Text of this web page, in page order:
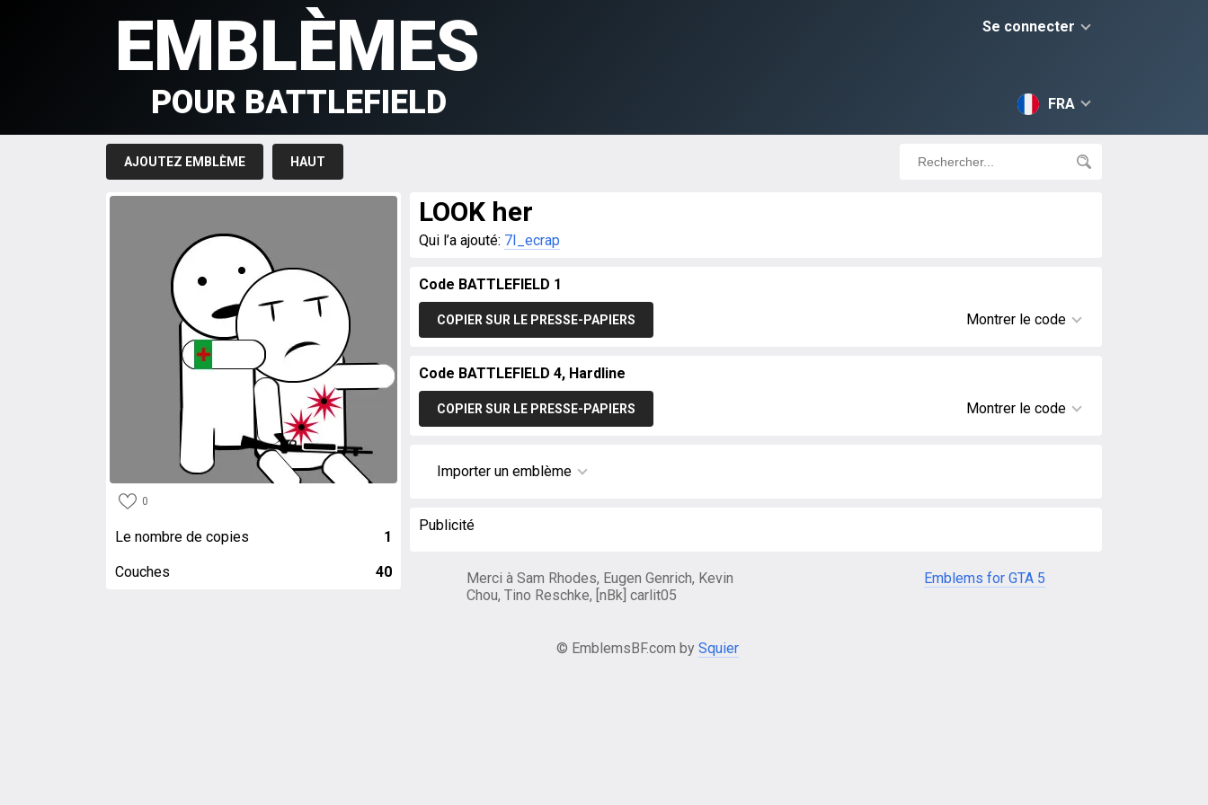
Se connecter
FRA
EMBLÈMES
POUR BATTLEFIELD
AJOUTEZ EMBLÈME HAUT
0
Le nombre de copies 1
Couches 40
LOOK her
Qui l’a ajouté: 7I_ecrap
Code BATTLEFIELD 1
COPIER SUR LE PRESSE-PAPIERS Montrer le code
Code BATTLEFIELD 4, Hardline
COPIER SUR LE PRESSE-PAPIERS Montrer le code
Importer un emblème
Publicité
Merci à Sam Rhodes, Eugen Genrich, Kevin
Chou, Tino Reschke, [nBk] carlit05
Emblems for GTA 5
© EmblemsBF.com by Squier